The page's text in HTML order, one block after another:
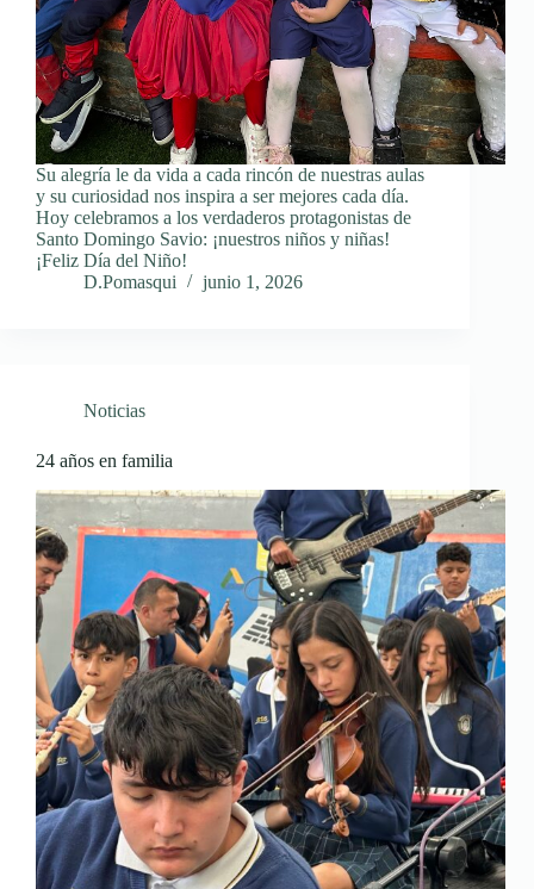
Su alegría le da vida a cada rincón de nuestras aulas
y su curiosidad nos inspira a ser mejores cada día.
Hoy celebramos a los verdaderos protagonistas de
Santo Domingo Savio: ¡nuestros niños y niñas!
¡Feliz Día del Niño!
D.Pomasqui
junio 1, 2026
Noticias
24 años en familia